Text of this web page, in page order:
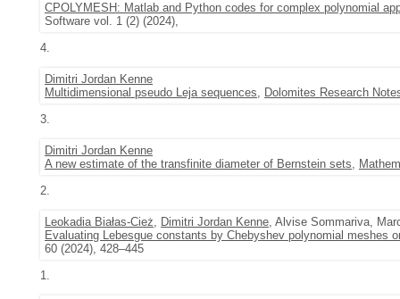
CPOLYMESH: Matlab and Python codes for complex polynomial
Software vol. 1 (2) (2024),
4.
Dimitri Jordan Kenne
Multidimensional pseudo Leja sequences, Dolomites Research
3.
Dimitri Jordan Kenne
A new estimate of the transfinite diameter of Bernstein sets,
2.
Leokadia Białas-Cież, Dimitri Jordan Kenne, Alvise Sommariva,
Evaluating Lebesgue constants by Chebyshev polynomial meshes
60 (2024), 428–445
1.